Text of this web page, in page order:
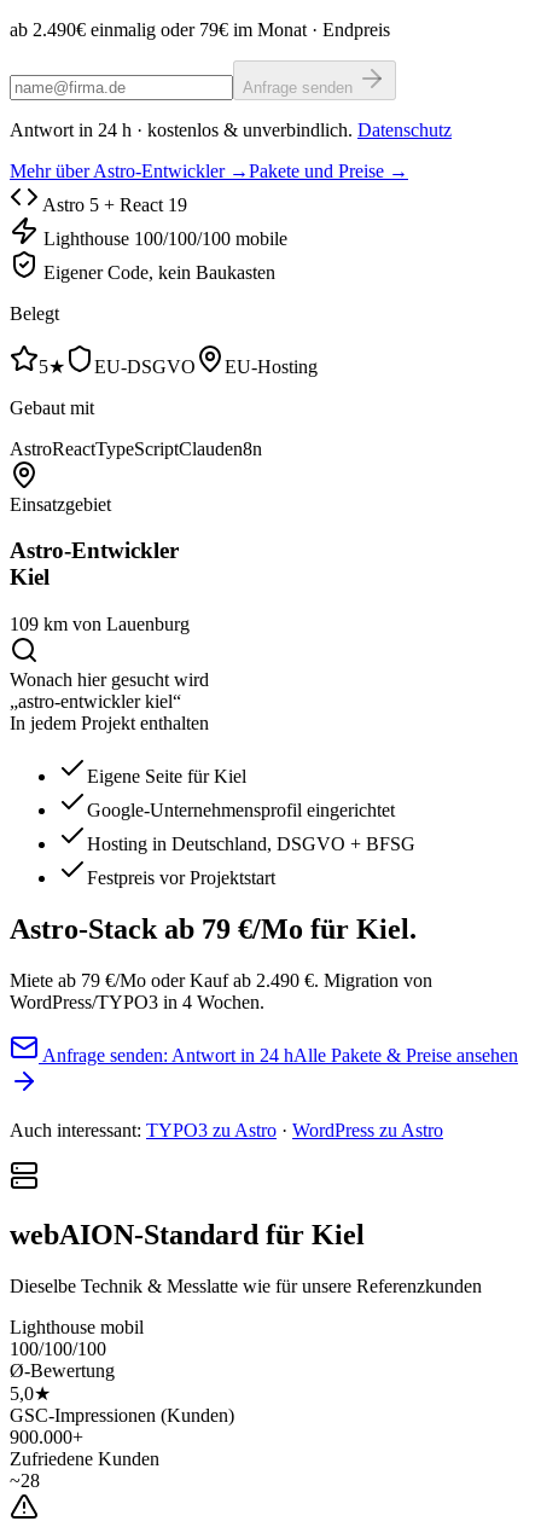
ab 2.490€ einmalig oder 79€ im Monat · Endpreis
Anfrage senden
Antwort in 24 h · kostenlos & unverbindlich. Datenschutz
Mehr über Astro-Entwickler →Pakete und Preise →
Astro 5 + React 19
Lighthouse 100/100/100 mobile
Eigener Code, kein Baukasten
Belegt
5★ EU-DSGVO
EU-Hosting
Gebaut mit
AstroReactTypeScriptClauden8n
Einsatzgebiet
Astro-Entwickler
Kiel
109 km von Lauenburg
Wonach hier gesucht wird
„astro-entwickler kiel“
In jedem Projekt enthalten
Eigene Seite für Kiel
Google-Unternehmensprofil eingerichtet
Hosting in Deutschland, DSGVO + BFSG
Festpreis vor Projektstart
Astro-Stack ab 79 €/Mo für Kiel.
Miete ab 79 €/Mo oder Kauf ab 2.490 €. Migration von
WordPress/TYPO3 in 4 Wochen.
Anfrage senden: Antwort in 24 hAlle Pakete & Preise ansehen
Auch interessant: TYPO3 zu Astro · WordPress zu Astro
webAION-Standard für Kiel
Dieselbe Technik & Messlatte wie für unsere Referenzkunden
Lighthouse mobil
100/100/100
Ø-Bewertung
5,0★
GSC-Impressionen (Kunden)
900.000+
Zufriedene Kunden
~28